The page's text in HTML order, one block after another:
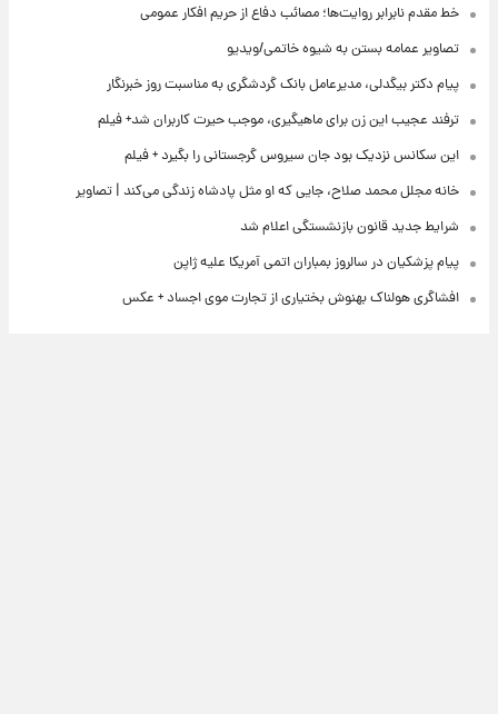
خط مقدم نابرابر روایت‌ها؛ مصائب دفاع از حریم افکار عمومی
تصاویر عمامه بستن به شیوه خاتمی/ویدیو
پیام دکتر بیگدلی، مدیرعامل بانک گردشگری به مناسبت روز خبرنگار
ترفند عجیب این زن برای ماهیگیری، موجب حیرت کاربران شد+ فیلم
این سکانس نزدیک بود جان سیروس گرجستانی را بگیرد + فیلم
خانه مجلل محمد صلاح، جایی که او مثل پادشاه زندگی می‌کند | تصاویر
شرایط جدید قانون بازنشستگی اعلام شد
پیام پزشکیان در سالروز بمباران اتمی آمریکا علیه ژاپن
افشاگری هولناک بهنوش بختیاری از تجارت موی اجساد + عکس